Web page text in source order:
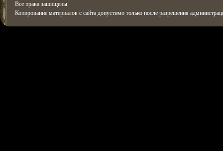
Все права защищены
Копирование материалов с сайта допустимо только после разрешения